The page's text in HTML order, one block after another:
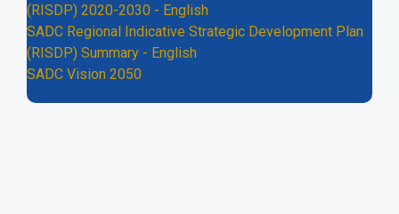
(RISDP) 2020-2030 - English
SADC Regional Indicative Strategic Development Plan
(RISDP) Summary - English
SADC Vision 2050